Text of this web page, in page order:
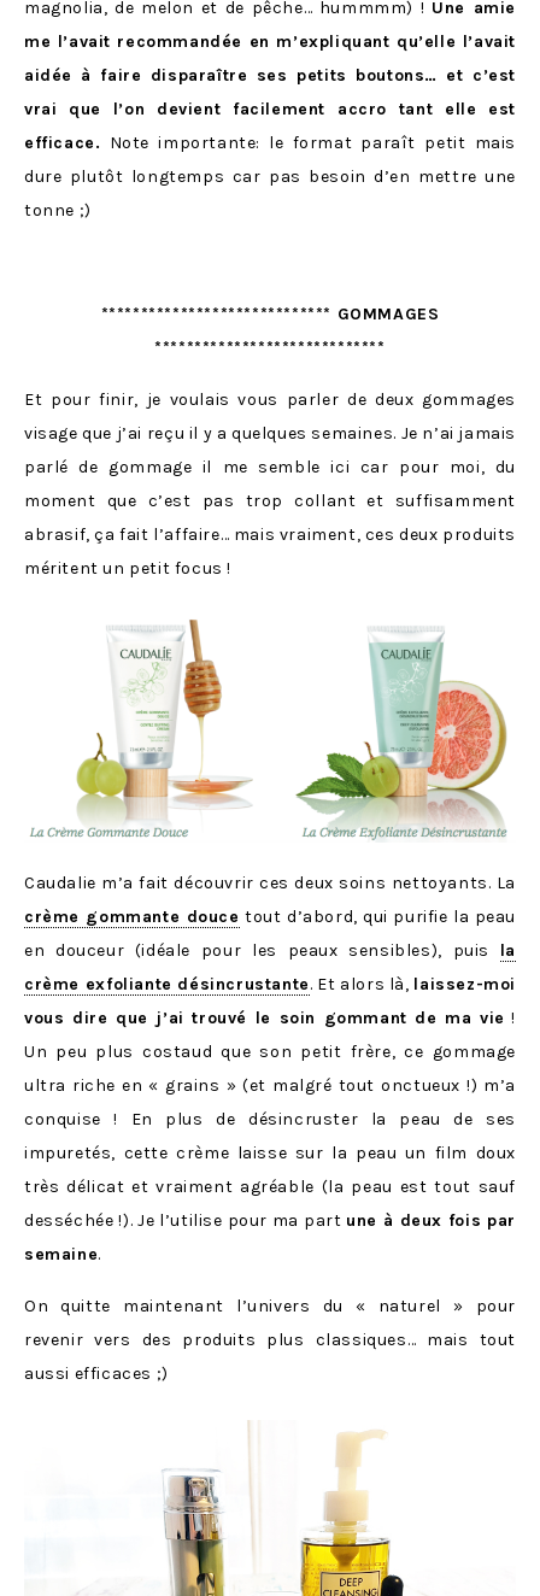
magnolia, de melon et de pêche… hummmm) ! Une amie
me l’avait recommandée en m’expliquant qu’elle l’avait
aidée à faire disparaître ses petits boutons… et c’est
vrai que l’on devient facilement accro tant elle est
efficace. Note importante: le format paraît petit mais
dure plutôt longtemps car pas besoin d’en mettre une
tonne ;)
***************************** GOMMAGES
*****************************
Et pour finir, je voulais vous parler de deux gommages
visage que j’ai reçu il y a quelques semaines. Je n’ai jamais
parlé de gommage il me semble ici car pour moi, du
moment que c’est pas trop collant et suffisamment
abrasif, ça fait l’affaire… mais vraiment, ces deux produits
méritent un petit focus !
Caudalie m’a fait découvrir ces deux soins nettoyants. La
crème gommante douce tout d’abord, qui purifie la peau
en douceur (idéale pour les peaux sensibles), puis la
crème exfoliante désincrustante. Et alors là, laissez-moi
vous dire que j’ai trouvé le soin gommant de ma vie !
Un peu plus costaud que son petit frère, ce gommage
ultra riche en « grains » (et malgré tout onctueux !) m’a
conquise ! En plus de désincruster la peau de ses
impuretés, cette crème laisse sur la peau un film doux
très délicat et vraiment agréable (la peau est tout sauf
desséchée !). Je l’utilise pour ma part une à deux fois par
semaine.
On quitte maintenant l’univers du « naturel » pour
revenir vers des produits plus classiques… mais tout
aussi efficaces ;)